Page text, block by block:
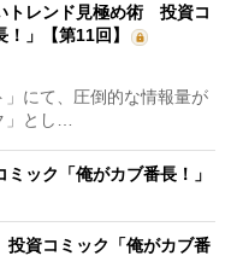
トレンド見極め術 投資コ
」【第11回】
にて、圧倒的な情報量が
」とし…
ック「俺がカブ番長！」
資コミック「俺がカブ番